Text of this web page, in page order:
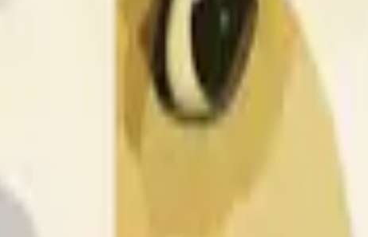
than or equal to the open price for the DOGE/USDT 1 hour
« C » and open « O » displayed at the top of the graph
is about the price according to Binance DOGE/USDT, not